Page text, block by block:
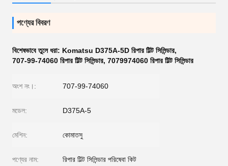
পণ্যের বিবরণ
বিশেষভাবে তুলে ধরা: Komatsu D375A-5D রিপার টিল্ট সিলিন্ডার,
707-99-74060 রিপার টিল্ট সিলিন্ডার, 7079974060 রিপার টিল্ট সিলিন্ডার
অংশ নং।: 707-99-74060
মডেল: D375A-5
মেশিন: কোমাতসু
পণ্যের নাম: রিপার টিল্ট সিলিন্ডার পরিষেবা কিট